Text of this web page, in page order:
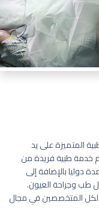
المتميزة على يد
خدمة طبية فريدة من
دوليا بالإضافة إلى
طب وجراحة العيون.
لكل المتخصصين في مجال